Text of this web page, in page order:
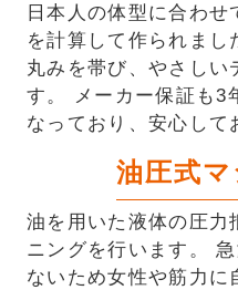
日本人の体型に合わ
を計算して作られまし
丸みを帯び、やさしい
す。 メーカー保証も3
なっており、安心して
油圧式
油を用いた液体の圧力
ニングを行います。
ないため女性や筋力に